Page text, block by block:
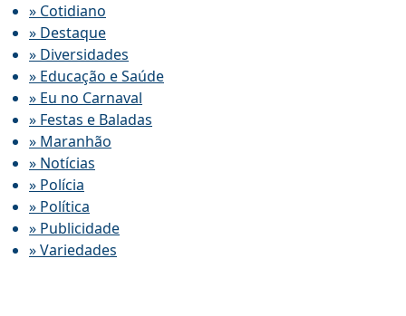
» Cotidiano
» Destaque
» Diversidades
» Educação e Saúde
» Eu no Carnaval
» Festas e Baladas
» Maranhão
» Notícias
» Polícia
» Política
» Publicidade
» Variedades